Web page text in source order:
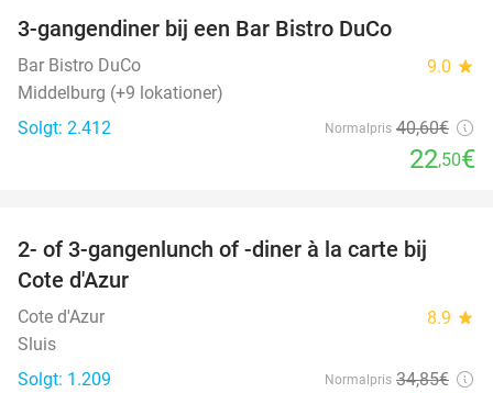
3-gangendiner bij een Bar Bistro DuCo
Bar Bistro DuCo 9.0 star
Middelburg (+9 lokationer)
Solgt: 2.412
Normalpris 40,60€
22,50€
49%
2- of 3-gangenlunch of -diner à la carte bij
Cote d'Azur
Cote d'Azur 8.9 star
Sluis
Solgt: 1.209
Normalpris 34,85€